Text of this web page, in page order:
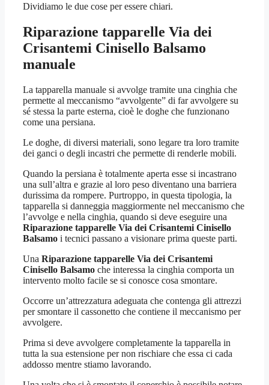
Dividiamo le due cose per essere chiari.
Riparazione tapparelle Via dei
Crisantemi Cinisello Balsamo
manuale
La tapparella manuale si avvolge tramite una cinghia che
permette al meccanismo “avvolgente” di far avvolgere su
sé stessa la parte esterna, cioè le doghe che funzionano
come una persiana.
Le doghe, di diversi materiali, sono legare tra loro tramite
dei ganci o degli incastri che permette di renderle mobili.
Quando la persiana è totalmente aperta esse si incastrano
una sull’altra e grazie al loro peso diventano una barriera
durissima da rompere. Purtroppo, in questa tipologia, la
tapparella si danneggia maggiormente nel meccanismo che
l’avvolge e nella cinghia, quando si deve eseguire una
Riparazione tapparelle Via dei Crisantemi Cinisello
Balsamo i tecnici passano a visionare prima queste parti.
Una Riparazione tapparelle Via dei Crisantemi
Cinisello Balsamo che interessa la cinghia comporta un
intervento molto facile se si conosce cosa smontare.
Occorre un’attrezzatura adeguata che contenga gli attrezzi
per smontare il cassonetto che contiene il meccanismo per
avvolgere.
Prima si deve avvolgere completamente la tapparella in
tutta la sua estensione per non rischiare che essa ci cada
addosso mentre stiamo lavorando.